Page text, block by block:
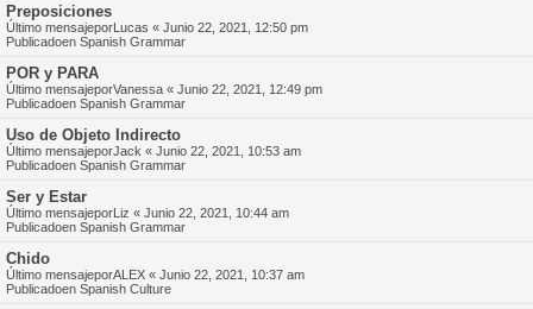
Preposiciones
Último mensajeporLucas « Junio 22, 2021, 12:50 pm
Publicadoen Spanish Grammar
POR y PARA
Último mensajeporVanessa « Junio 22, 2021, 12:49 pm
Publicadoen Spanish Grammar
Uso de Objeto Indirecto
Último mensajeporJack « Junio 22, 2021, 10:53 am
Publicadoen Spanish Grammar
Ser y Estar
Último mensajeporLiz « Junio 22, 2021, 10:44 am
Publicadoen Spanish Grammar
Chido
Último mensajeporALEX « Junio 22, 2021, 10:37 am
Publicadoen Spanish Culture